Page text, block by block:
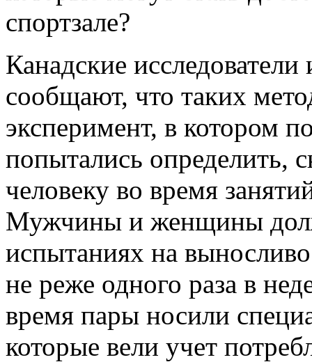
спортзале?
Канадские исследователи
сообщают, что таких
эксперимент, в котором
попытались определить,
человеку во время
Мужчины и женщины
испытаниях на
не реже одного раза в
время пары носили
которые вели учет